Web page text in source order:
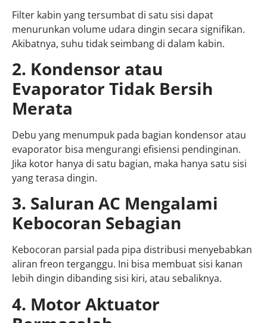
Filter kabin yang tersumbat di satu sisi dapat
menurunkan volume udara dingin secara signifikan.
Akibatnya, suhu tidak seimbang di dalam kabin.
2. Kondensor atau
Evaporator Tidak Bersih
Merata
Debu yang menumpuk pada bagian kondensor atau
evaporator bisa mengurangi efisiensi pendinginan.
Jika kotor hanya di satu bagian, maka hanya satu sisi
yang terasa dingin.
3. Saluran AC Mengalami
Kebocoran Sebagian
Kebocoran parsial pada pipa distribusi menyebabkan
aliran freon terganggu. Ini bisa membuat sisi kanan
lebih dingin dibanding sisi kiri, atau sebaliknya.
4. Motor Aktuator